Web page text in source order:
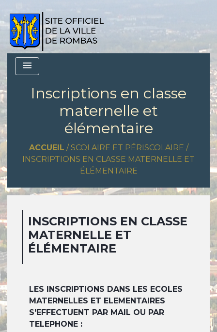
menu
Inscriptions en classe
maternelle et
élémentaire
ACCUEIL /SCOLAIRE ET PÉRISCOLAIRE /
INSCRIPTIONS EN CLASSE MATERNELLE ET
ÉLÉMENTAIRE
INSCRIPTIONS EN CLASSE
MATERNELLE ET
ÉLÉMENTAIRE
LES INSCRIPTIONS DANS LES ECOLES
MATERNELLES ET ELEMENTAIRES
S'EFFECTUENT PAR MAIL OU PAR
TELEPHONE :